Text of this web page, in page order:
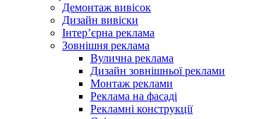
Демонтаж вивісок
Дизайн вивіски
Інтер’єрна реклама
Зовнішня реклама
Вулична реклама
Дизайн зовнішньої реклами
Монтаж реклами
Реклама на фасаді
Рекламні конструкції